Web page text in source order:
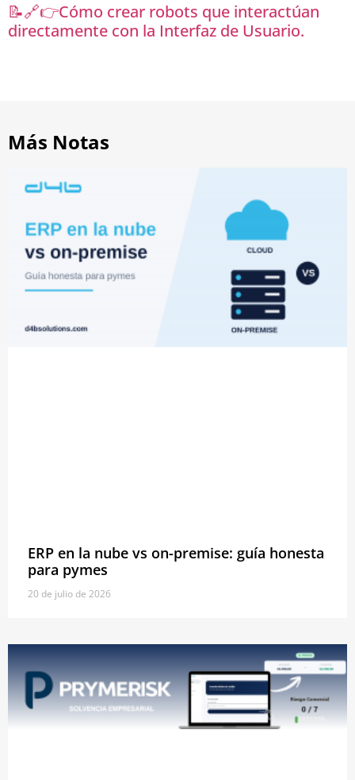
📝🔗👉Cómo crear robots que interactúan
directamente con la Interfaz de Usuario.
Más Notas
ERP en la nube vs on-premise: guía honesta
para pymes
20 de julio de 2026